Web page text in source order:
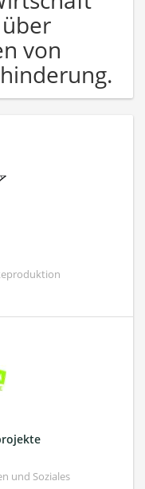
von
und Soziales